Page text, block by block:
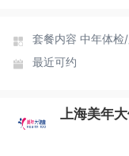
套餐内容 中年体检/
最近可约